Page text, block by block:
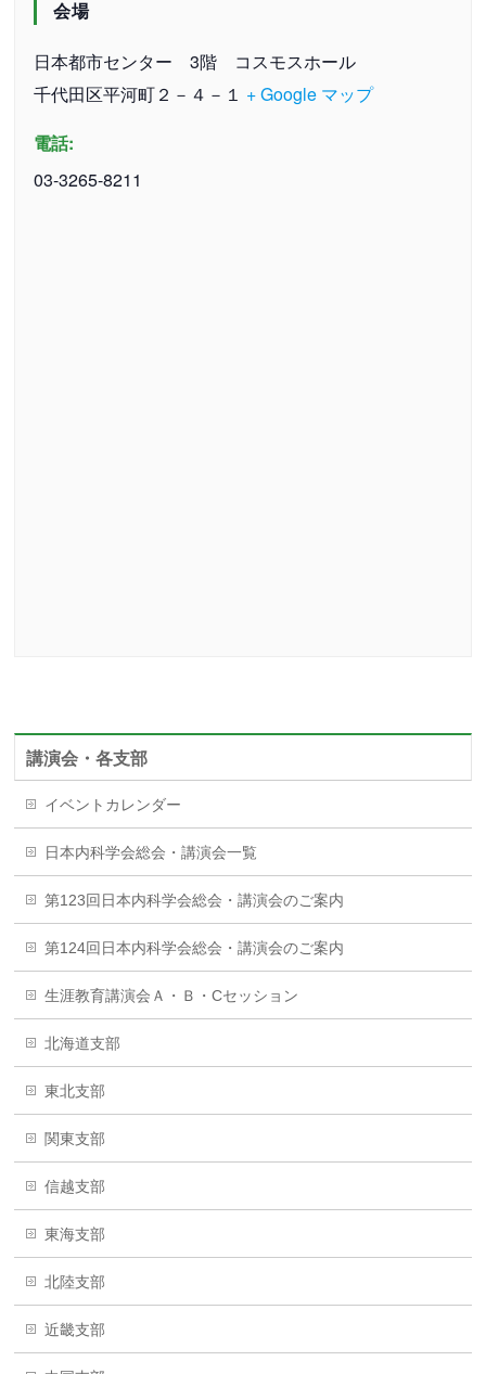
会場
日本都市センター 3階 コスモスホール
千代田区平河町２－４－１ + Google マップ
電話:
03-3265-8211
講演会・各支部
イベントカレンダー
日本内科学会総会・講演会一覧
第123回日本内科学会総会・講演会のご案内
第124回日本内科学会総会・講演会のご案内
生涯教育講演会Ａ・Ｂ・Cセッション
北海道支部
東北支部
関東支部
信越支部
東海支部
北陸支部
近畿支部